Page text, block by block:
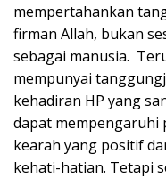
mempertahankan
firman Allah, bukan
sebagai manusia.
mempunyai
kehadiran HP yang
dapat mempengaruhi
kearah yang positif
kehati-hatian. Tetapi